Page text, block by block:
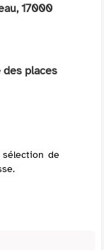
17000
des places
sélection de